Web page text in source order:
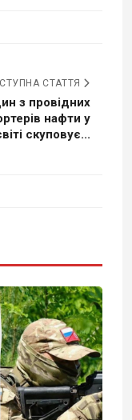
СТАТТЯ
з провідних
нафти у
скуповує...